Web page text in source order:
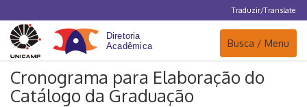
Traduzir/Translate
Navegação
Busca / Menu
Cronograma para Elaboração do
Catálogo da Graduação